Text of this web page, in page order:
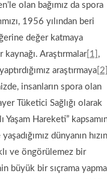
olan bağımız da spora
1956 yılından beri
değer katmaya
Araştırmalar[1] ,
araştırmaya[2]
insanların spora olan
Tüketici Sağlığı olarak
Hareketi”
dünyanın
ve öngörülemez bir
büyük bir sıçrama